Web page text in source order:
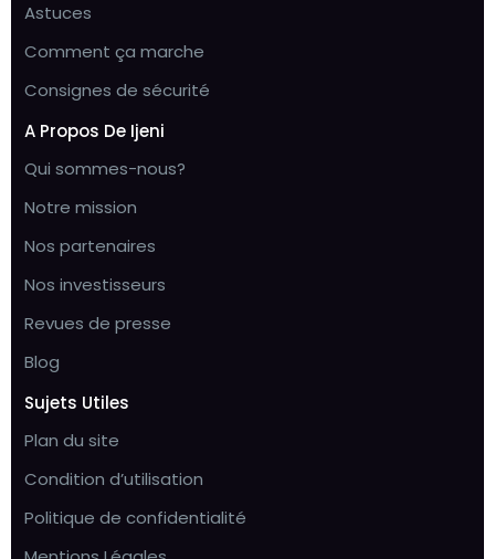
Astuces
Comment ça marche
Consignes de sécurité
A Propos De Ijeni
Qui sommes-nous?
Notre mission
Nos partenaires
Nos investisseurs
Revues de presse
Blog
Sujets Utiles
Plan du site
Condition d’utilisation
Politique de confidentialité